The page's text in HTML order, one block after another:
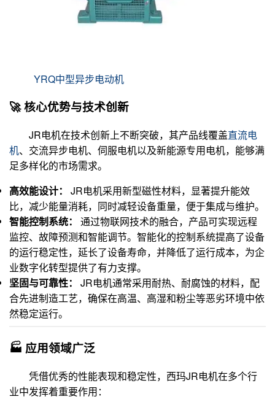
YRQ中型异步电动机
🚀 核心优势与技术创新
JR电机在技术创新上不断突破，其产品线覆盖直流电
机、交流异步电机、伺服电机以及新能源专用电机，能够满
足多样化的市场需求。
高效能设计：
JR电机采用新型磁性材料，显著提升能效
比，减少能量消耗，同时减轻设备重量，便于集成与维护。
智能控制系统：
通过物联网技术的融合，产品可实现远程
监控、故障预测和智能调节。智能化的控制系统提高了设备
的运行稳定性，延长了设备寿命，并降低了运行成本，为企
业数字化转型提供了有力支撑。
坚固与可靠性：
JR电机通常采用耐热、耐腐蚀的材料，配
合先进制造工艺，确保在高温、高湿和粉尘等恶劣环境中依
然稳定运行。
🏭 应用领域广泛
凭借优秀的性能表现和稳定性，西玛JR电机在多个行
业中发挥着重要作用：